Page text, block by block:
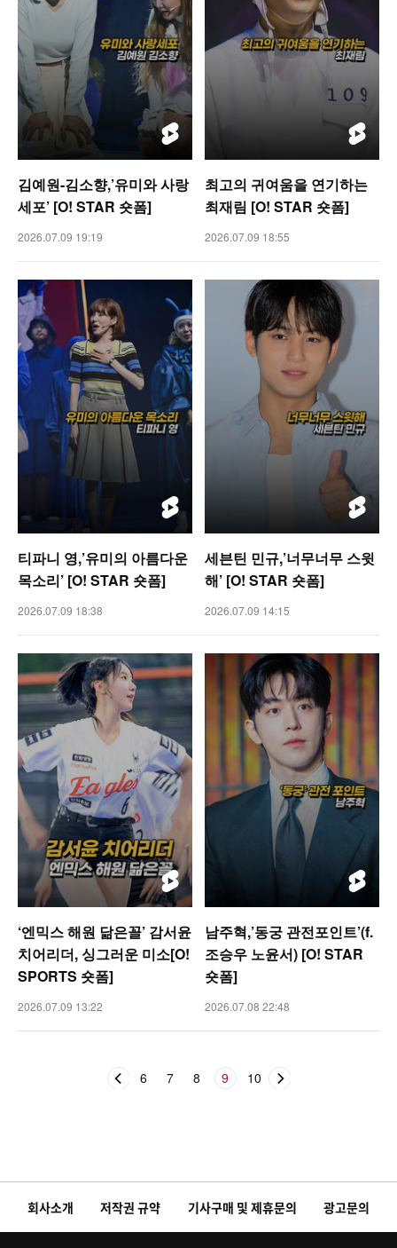
김예원-김소향,’유미와 사랑
세포’ [O! STAR 숏폼]
2026.07.09 19:19
최고의 귀여움을 연기하는
최재림 [O! STAR 숏폼]
2026.07.09 18:55
티파니 영,’유미의 아름다운
목소리’ [O! STAR 숏폼]
2026.07.09 18:38
세븐틴 민규,’너무너무 스윗
해’ [O! STAR 숏폼]
2026.07.09 14:15
‘엔믹스 해원 닮은꼴’ 감서윤
치어리더, 싱그러운 미소[O!
SPORTS 숏폼]
2026.07.09 13:22
남주혁,’동궁 관전포인트’(f.
조승우 노윤서) [O! STAR
숏폼]
2026.07.08 22:48
6 7 8 9 10
회사소개 저작권 규약 기사구매 및 제휴문의 광고문의